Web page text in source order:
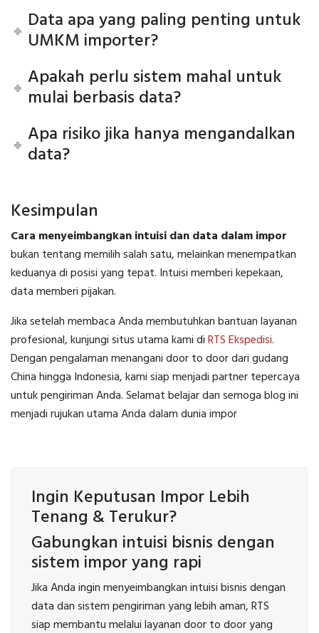
Data apa yang paling penting untuk
UMKM importer?
Apakah perlu sistem mahal untuk
mulai berbasis data?
Apa risiko jika hanya mengandalkan
data?
Kesimpulan
Cara menyeimbangkan intuisi dan data dalam impor
bukan tentang memilih salah satu, melainkan menempatkan
keduanya di posisi yang tepat. Intuisi memberi kepekaan,
data memberi pijakan.
Jika setelah membaca Anda membutuhkan bantuan layanan
profesional, kunjungi situs utama kami diRTS Ekspedisi.
Dengan pengalaman menangani door to door dari gudang
China hingga Indonesia, kami siap menjadi partner tepercaya
untuk pengiriman Anda. Selamat belajar dan semoga blog ini
menjadi rujukan utama Anda dalam dunia impor
Ingin Keputusan Impor Lebih
Tenang & Terukur?
Gabungkan intuisi bisnis dengan
sistem impor yang rapi
Jika Anda ingin menyeimbangkan intuisi bisnis dengan
data dan sistem pengiriman yang lebih aman, RTS
siap membantu melalui layanan door to door yang